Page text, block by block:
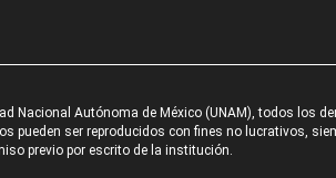
Nacional Autónoma de México (UNAM), todos los
pueden ser reproducidos con fines no lucrativos,
previo por escrito de la institución.